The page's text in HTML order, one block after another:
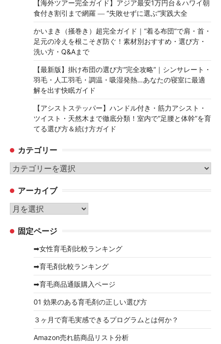
【海外ツアー完全ガイド】アジア最安1万円台＆ハワイ朝
食付き割引まで網羅 ― “失敗せずに選ぶ”実践大全
かいまき（掻巻き）超完全ガイド｜“着る布団”で肩・首・
足元の冷えを根こそぎ防ぐ！素材別おすすめ・選び方・
洗い方・Q&Aまで
【最新版】掛け布団の選び方“完全攻略”｜シンサレート・
羽毛・人工羽毛・調温・吸湿発熱…あなたの寝室に最適
解を出す快眠ガイド
【アシストステッパー】ハンドル付き・筋力アシスト・
ツイスト・天然木まで徹底分類！室内で“足腰と体幹”を育
てる選び方＆続け方ガイド
カテゴリー
カ
ゴ
リ
ー
アーカイブ
ア
カ 固定ページ
➡女性育毛剤比較ランキング
➡育毛剤比較ランキング
➡育毛商品通販購入ページ
01 効果のある育毛剤の正しい選び方
３ヶ月で育毛実感できるプログラムとは何か？
Amazon売れ筋商品リスト分析